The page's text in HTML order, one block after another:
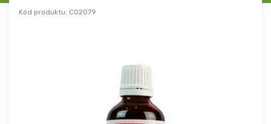
Kód produktu: C02079